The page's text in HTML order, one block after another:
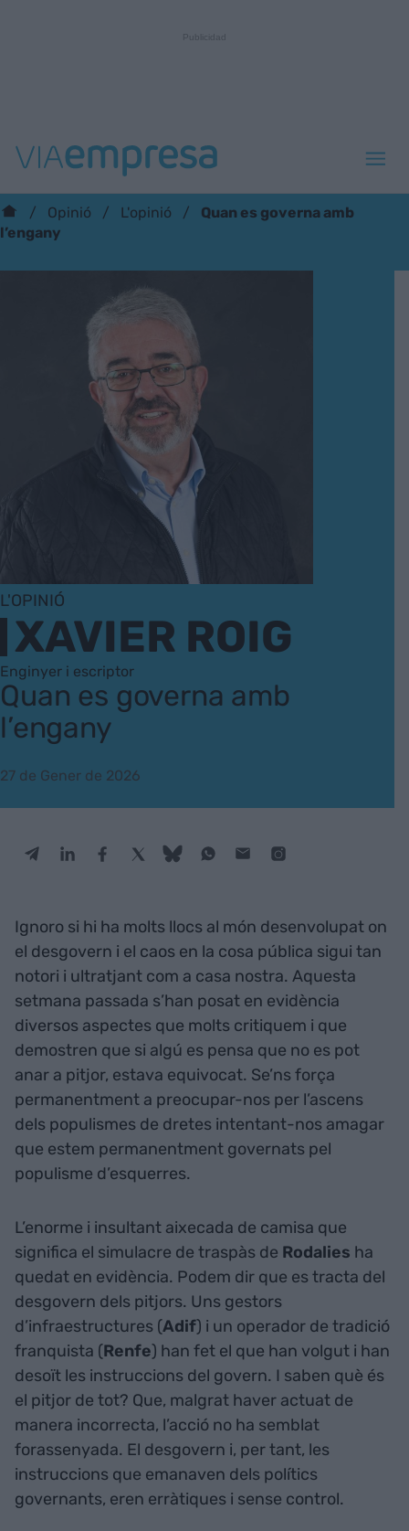
Opinió L'opinió
Quan es governa amb
l’engany
L'OPINIÓ
XAVIER ROIG
Enginyer i escriptor
Quan es governa amb
l’engany
27 de Gener de 2026
Ignoro si hi ha molts llocs al món desenvolupat on
el desgovern i el caos en la cosa pública sigui tan
notori i ultratjant com a casa nostra. Aquesta
setmana passada s’han posat en evidència
diversos aspectes que molts critiquem i que
demostren que si algú es pensa que no es pot
anar a pitjor, estava equivocat. Se’ns força
permanentment a preocupar-nos per l’ascens
dels populismes de dretes intentant-nos amagar
que estem permanentment governats pel
populisme d’esquerres.
L’enorme i insultant aixecada de camisa que
significa el simulacre de traspàs de Rodalies ha
quedat en evidència. Podem dir que es tracta del
desgovern dels pitjors. Uns gestors
d’infraestructures (Adif) i un operador de tradició
franquista (Renfe) han fet el que han volgut i han
desoït les instruccions del govern. I saben què és
el pitjor de tot? Que, malgrat haver actuat de
manera incorrecta, l’acció no ha semblat
forassenyada. El desgovern i, per tant, les
instruccions que emanaven dels polítics
governants, eren erràtiques i sense control.